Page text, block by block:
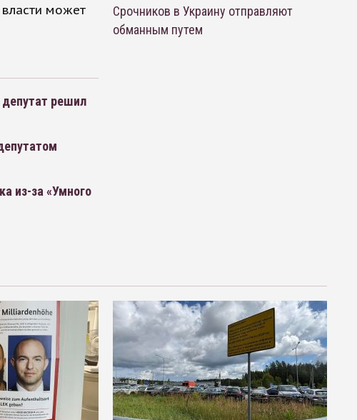
может
решил
из-за «Умного
Срочников в Украину отправляют
обманным путем